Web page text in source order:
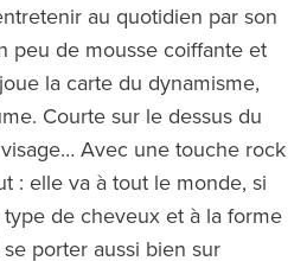
au quotidien par son
peu de mousse coiffante et
la carte du dynamisme,
Courte sur le dessus du
Avec une touche rock
: elle va à tout le monde, si
type de cheveux et à la forme
porter aussi bien sur